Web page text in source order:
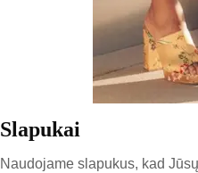
Slapukai
Naudojame slapukus, kad
€
Išparduota